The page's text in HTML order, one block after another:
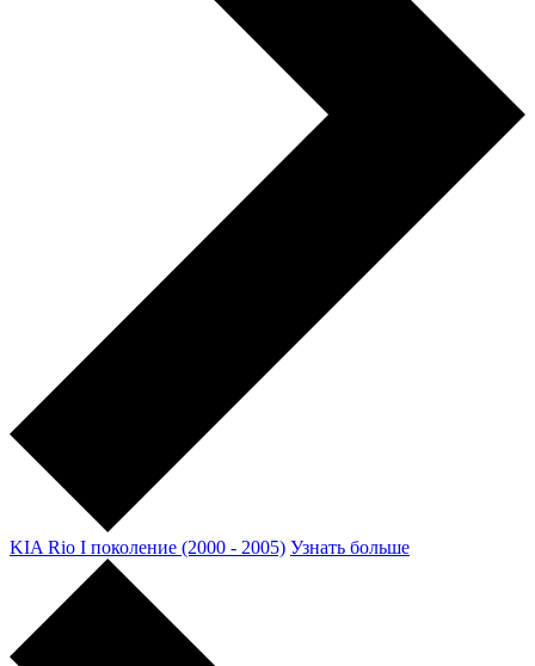
KIA Rio I поколение (2000 - 2005) Узнать больше